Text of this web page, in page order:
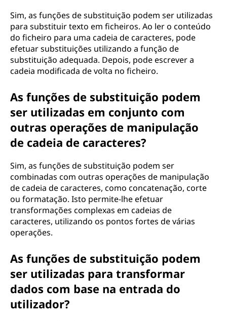
Sim, as funções de substituição podem ser utilizadas
para substituir texto em ficheiros. Ao ler o conteúdo
do ficheiro para uma cadeia de caracteres, pode
efetuar substituições utilizando a função de
substituição adequada. Depois, pode escrever a
cadeia modificada de volta no ficheiro.
As funções de substituição podem
ser utilizadas em conjunto com
outras operações de manipulação
de cadeia de caracteres?
Sim, as funções de substituição podem ser
combinadas com outras operações de manipulação
de cadeia de caracteres, como concatenação, corte
ou formatação. Isto permite-lhe efetuar
transformações complexas em cadeias de
caracteres, utilizando os pontos fortes de várias
operações.
As funções de substituição podem
ser utilizadas para transformar
dados com base na entrada do
utilizador?